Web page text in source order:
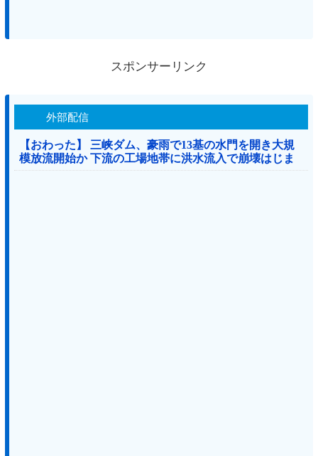
スポンサーリンク
外部配信
【おわった】 三峡ダム、豪雨で13基の水門を開き大規
模放流開始か 下流の工場地帯に洪水流入で崩壊はじま
る